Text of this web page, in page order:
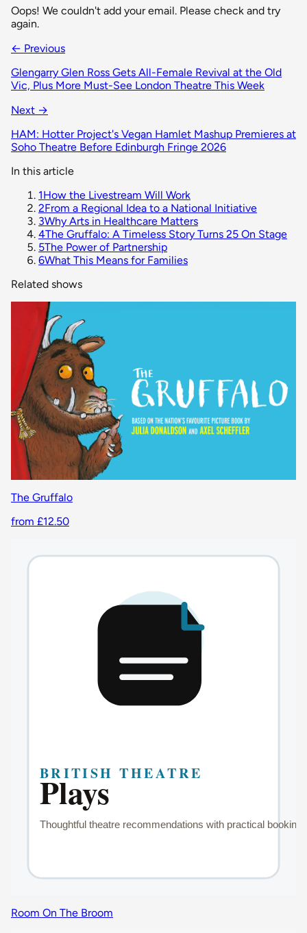
Oops! We couldn't add your email. Please check and try
again.
← Previous
Glengarry Glen Ross Gets All-Female Revival at the Old
Vic, Plus More Must-See London Theatre This Week
Next →
HAM: Hotter Project's Vegan Hamlet Mashup Premieres at
Soho Theatre Before Edinburgh Fringe 2026
In this article
1How the Livestream Will Work
2From a Regional Idea to a National Initiative
3Why Arts in Healthcare Matters
4The Gruffalo: A Timeless Story Turns 25 On Stage
5The Power of Partnership
6What This Means for Families
Related shows
The Gruffalo
from £12.50
Room On The Broom